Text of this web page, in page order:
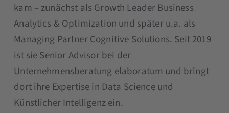
kam – zunächst als Growth Leader Business
Analytics & Optimization und später u.a. als
Managing Partner Cognitive Solutions. Seit 2019
ist sie Senior Advisor bei der
Unternehmensberatung elaboratum und bringt
dort ihre Expertise in Data Science und
Künstlicher Intelligenz ein.